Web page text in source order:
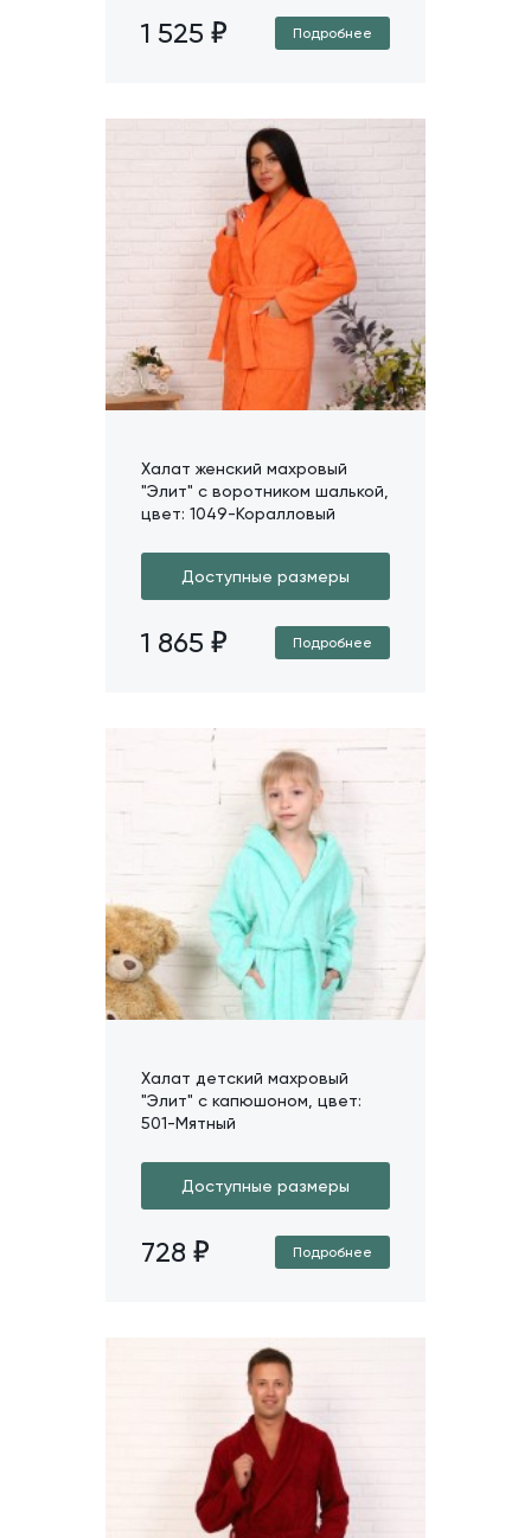
1 525 Подробнее
Халат женский махровый
"Элит" с воротником шалькой,
цвет: 1049-Коралловый
Доступные размеры
1 865 Подробнее
Халат детский махровый
"Элит" с капюшоном, цвет:
501-Мятный
Доступные размеры
728 Подробнее